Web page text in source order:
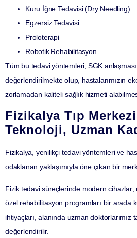
Kuru İğne Tedavisi (Dry Needling)
Egzersiz Tedavisi
Proloterapi
Robotik Rehabilitasyon
Tüm bu tedavi yöntemleri, SGK
değerlendirilmekte olup, hastalarımızın
zorlamadan kaliteli sağlık hizmeti
Fizikalya Tıp
Teknoloji, Uzman
Fizikalya, yenilikçi tedavi yöntemleri ve
odaklanan yaklaşımıyla öne çıkan bir
Fizik tedavi süreçlerinde modern cihazlar,
özel rehabilitasyon programları bir arada
ihtiyaçları, alanında uzman doktorlarımız
değerlendirilir.